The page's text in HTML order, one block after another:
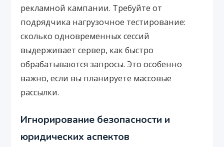
рекламной кампании. Требуйте от
подрядчика нагрузочное тестирование:
сколько одновременных сессий
выдерживает сервер, как быстро
обрабатываются запросы. Это особенно
важно, если вы планируете массовые
рассылки.
Игнорирование безопасности и
юридических аспектов